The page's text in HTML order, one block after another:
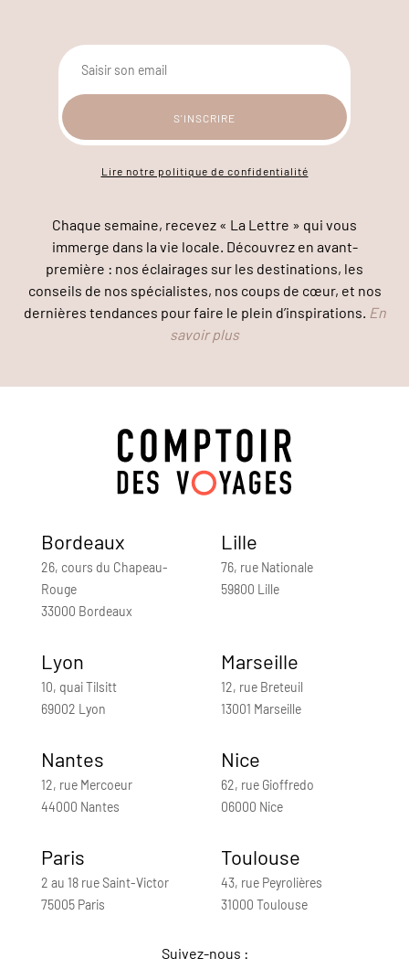
Lire notre politique de confidentialité
Chaque semaine, recevez « La Lettre » qui vous
immerge dans la vie locale. Découvrez en avant-
première : nos éclairages sur les destinations, les
conseils de nos spécialistes, nos coups de cœur, et nos
dernières tendances pour faire le plein d’inspirations. En
savoir plus
Bordeaux
26, cours du Chapeau-
Rouge
33000 Bordeaux
Lille
76, rue Nationale
59800 Lille
Lyon
10, quai Tilsitt
69002 Lyon
Marseille
12, rue Breteuil
13001 Marseille
Nantes
12, rue Mercoeur
44000 Nantes
Nice
62, rue Gioffredo
06000 Nice
Paris
2 au 18 rue Saint-Victor
75005 Paris
Toulouse
43, rue Peyrolières
31000 Toulouse
Suivez-nous :